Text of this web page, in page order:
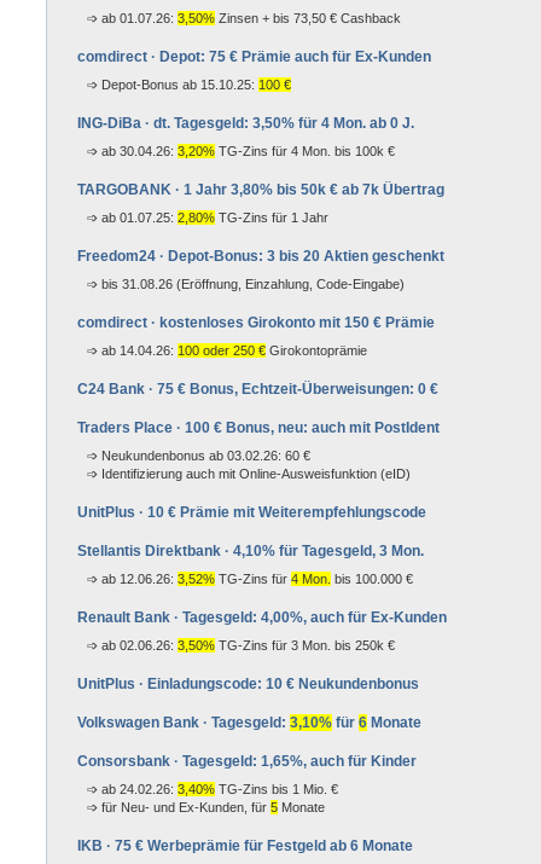
ab 01.07.26:3,50% Zinsen + bis 73,50 € Cashback
comdirect · Depot: 75 € Prämie auch für Ex-Kunden
Depot-Bonus ab 15.10.25: 100 €
ING-DiBa · dt. Tagesgeld: 3,50% für 4 Mon. ab 0 J.
ab 30.04.26:3,20% TG-Zins für 4 Mon. bis 100k €
TARGOBANK · 1 Jahr 3,80% bis 50k € ab 7k Übertrag
ab 01.07.25:2,80% TG-Zins für 1 Jahr
Freedom24 · Depot-Bonus: 3 bis 20 Aktien geschenkt
bis 31.08.26 (Eröffnung, Einzahlung, Code-Eingabe)
comdirect · kostenloses Girokonto mit 150 € Prämie
ab 14.04.26: 100 oder 250 € Girokontoprämie
C24 Bank · 75 € Bonus, Echt­zeit-Über­wei­sun­gen: 0 €
Traders Place · 100 € Bonus, neu: auch mit PostIdent
Neukundenbonus ab 03.02.26: 60 €
Identifizierung auch mit Online-Ausweisfunktion (eID)
UnitPlus · 10 € Prämie mit Weiter­emp­feh­lungs­code
Stellantis Direktbank · 4,10% für Tagesgeld, 3 Mon.
ab 12.06.26:3,52% TG-Zins für4 Mon. bis 100.000 €
Renault Bank · Tagesgeld: 4,00%, auch für Ex-Kunden
ab 02.06.26:3,50% TG-Zins für 3 Mon. bis 250k €
UnitPlus · Einladungscode: 10 € Neu­kunden­bonus
Volkswagen Bank · Tagesgeld:3,10% für6 Monate
Consorsbank · Tagesgeld: 1,65%, auch für Kinder
ab 24.02.26:3,40% TG-Zins bis 1 Mio. €
für Neu- und Ex-Kunden , für5 Monate
IKB · 75 € Werbeprämie für Festgeld ab 6 Monate